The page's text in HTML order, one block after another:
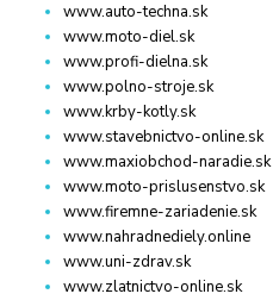
www.auto-techna.sk
www.moto-diel.sk
www.profi-dielna.sk
www.polno-stroje.sk
www.krby-kotly.sk
www.stavebnictvo-online.sk
www.maxiobchod-naradie.sk
www.moto-prislusenstvo.sk
www.firemne-zariadenie.sk
www.nahradnediely.online
www.uni-zdrav.sk
www.zlatnictvo-online.sk